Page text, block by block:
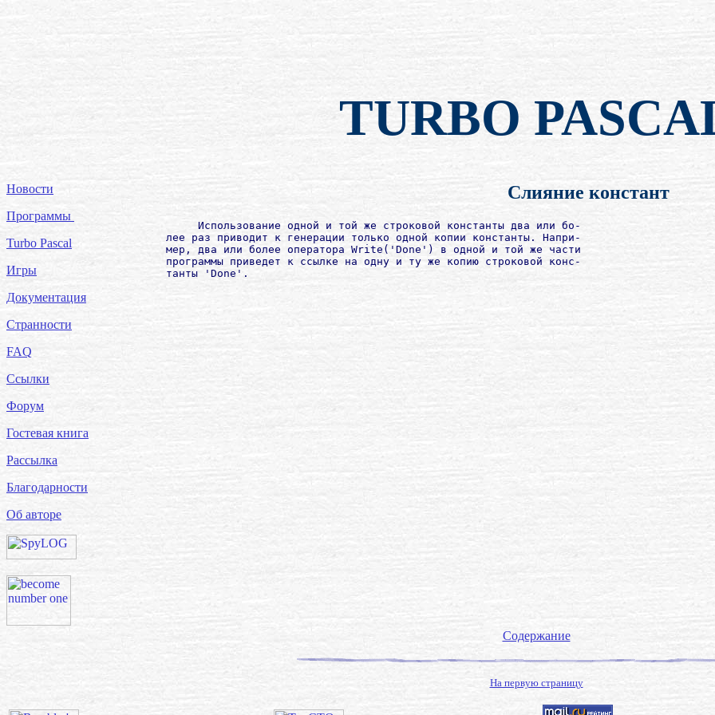
TURBO
Новости
Программы
Turbo Pascal
Игры
Документация
Странности
FAQ
Ссылки
Форум
Гостевая книга
Рассылка
Благодарности
Об авторе
Слияние констант
             Использование одной и той же строковой константы два или бо-
        лее раз приводит к генерации только одной копии константы. Напри-
        мер, два или более оператора Write('Dоnе') в одной и той же части
        программы приведет к ссылке на одну и ту же копию строковой конс-
Содержание
На первую страницу